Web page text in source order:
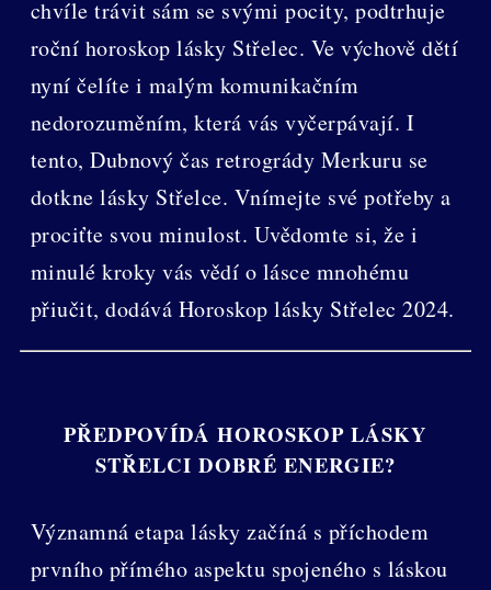
chvíle trávit sám se svými pocity, podtrhuje
roční horoskop lásky Střelec. Ve výchově dětí
nyní čelíte i malým komunikačním
nedorozuměním, která vás vyčerpávají. I
tento, Dubnový čas retrogrády Merkuru se
dotkne lásky Střelce. Vnímejte své potřeby a
prociťte svou minulost. Uvědomte si, že i
minulé kroky vás vědí o lásce mnohému
přiučit, dodává Horoskop lásky Střelec 2024.
PŘEDPOVÍDÁ HOROSKOP LÁSKY
STŘELCI DOBRÉ ENERGIE?
Významná etapa lásky začíná s příchodem
prvního přímého aspektu spojeného s láskou